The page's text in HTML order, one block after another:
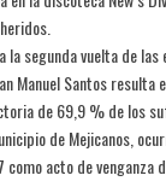
la segunda vuelta de las
Manuel Santos
de 69,9 % de los
de Mejicanos,
como acto de venganza